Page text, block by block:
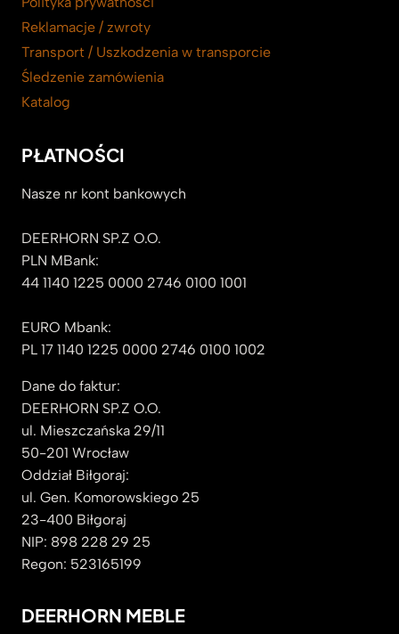
Reklamacje / zwroty
Transport / Uszkodzenia w transporcie
Śledzenie zamówienia
Katalog
PŁATNOŚCI
Nasze nr kont bankowych
DEERHORN SP.Z O.O.
PLN MBank:
44 1140 1225 0000 2746 0100 1001
EURO Mbank:
PL 17 1140 1225 0000 2746 0100 1002
Dane do faktur:
DEERHORN SP.Z O.O.
ul. Mieszczańska 29/11
50-201 Wrocław
Oddział Biłgoraj:
ul. Gen. Komorowskiego 25
23-400 Biłgoraj
NIP: 898 228 29 25
Regon: 523165199
DEERHORN MEBLE